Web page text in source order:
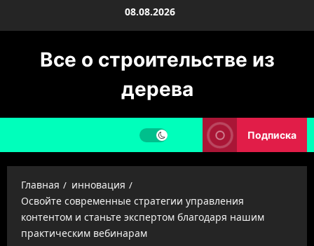
08.08.2026
Все о строительстве из
дерева
Подписка
Главная
инновация
Освойте современные стратегии управления
контентом и станьте экспертом благодаря нашим
практическим вебинарам